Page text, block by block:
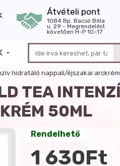
Átvételi pont
1084 Bp. Bacsó Béla
u. 29 - Megrendelést
követően H-P 10-17
hidratáló nappali/éjszakai
TEA
50ML
Rendelhető
1 630Ft